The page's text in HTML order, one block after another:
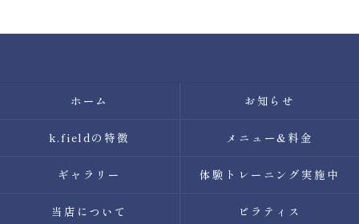
ホーム お知らせ
k.fieldの特徴 メニュー&料金
ギャラリー 体験トレーニング実施中
当店について ピラティス